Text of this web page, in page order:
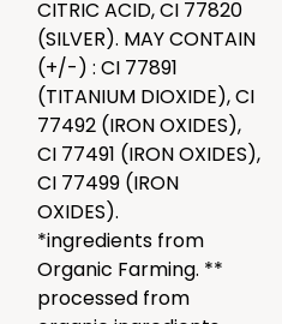
CITRIC ACID, CI 77820
(SILVER). MAY CONTAIN
(+/-) : CI 77891
(TITANIUM DIOXIDE), CI
77492 (IRON OXIDES),
CI 77491 (IRON OXIDES),
CI 77499 (IRON
OXIDES).
*ingredients from
Organic Farming. **
processed from